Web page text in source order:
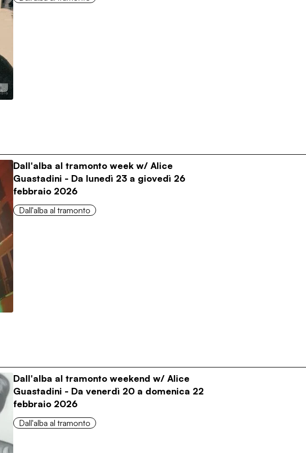
Dall'alba al tramonto week w/ Alice
Guastadini - Da lunedì 23 a giovedì 26
febbraio 2026
Dall'alba al tramonto
Dall'alba al tramonto weekend w/ Alice
Guastadini - Da venerdì 20 a domenica 22
febbraio 2026
Dall'alba al tramonto